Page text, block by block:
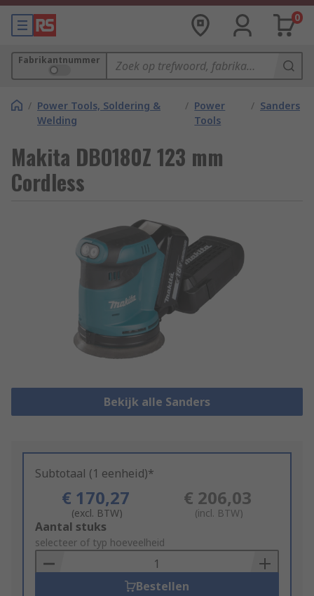
0
Fabrikantnummer
/ Power Tools, Soldering &
Welding
/ Power
Tools
/ Sanders
Makita DBO180Z 123 mm
Cordless
Bekijk alle Sanders
Subtotaal (1 eenheid)*
€ 170,27
(excl. BTW)
€ 206,03
(incl. BTW)
Add
to
Basket
Aantal stuks
selecteer of typ hoeveelheid
Bestellen